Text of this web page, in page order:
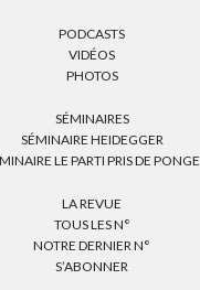
PODCASTS
VIDÉOS
PHOTOS
SÉMINAIRES
SÉMINAIRE HEIDEGGER
LE PARTI PRIS DE PONGE
LA REVUE
TOUS LES N°
NOTRE DERNIER N°
S’ABONNER